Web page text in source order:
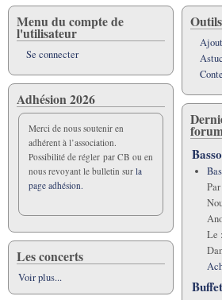
Menu du compte de
l'utilisateur
Se connecter
Adhésion 2026
Merci de nous soutenir en
adhérent à l’association.
Possibilité de régler par CB ou en
nous revoyant le bulletin sur la
page adhésion.
Les concerts
Voir plus...
Outils
Par
Le :